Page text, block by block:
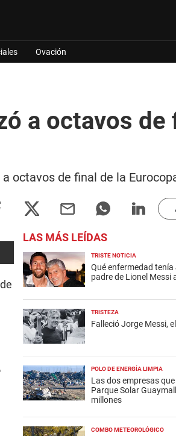
Ovación
a octavos de
octavos de final de la
LAS MÁS LEÍDAS
TRISTE NOTICIA
Qué enfermedad tenía
padre de Lionel Messi
TRISTEZA
Falleció Jorge Messi,
POLO DE ENERGÍA LIMPIA
Las dos empresas
Parque Solar
millones
COMBO METEOROLÓGICO